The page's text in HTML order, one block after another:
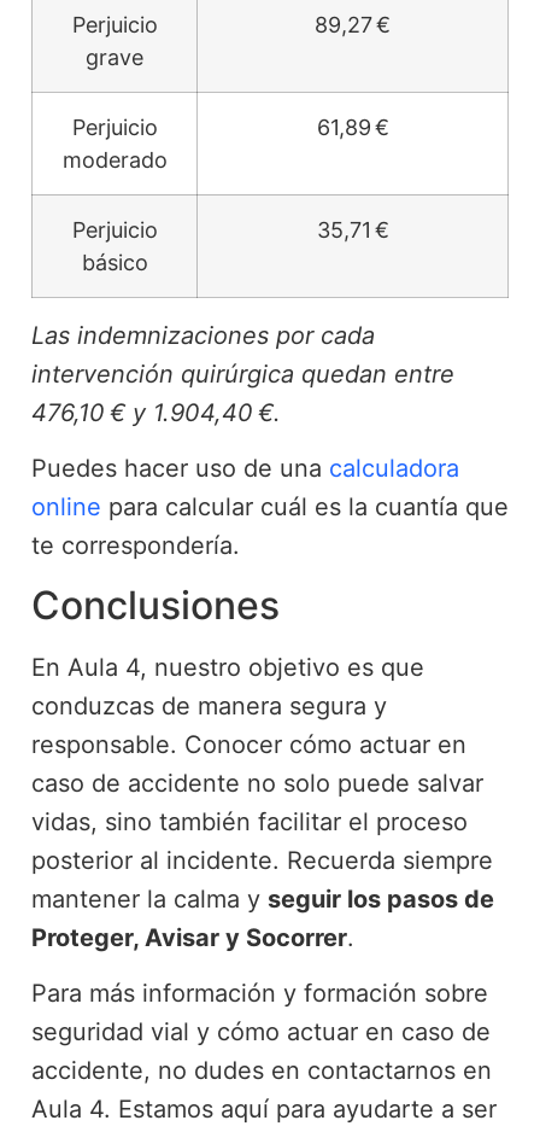
Perjuicio
grave
89,27 €
Perjuicio
moderado
61,89 €
Perjuicio
básico
35,71 €
Las indemnizaciones por cada
intervención quirúrgica quedan entre
476,10 € y 1.904,40 €.
Puedes hacer uso de una calculadora
online para calcular cuál es la cuantía que
te correspondería.
Conclusiones
En Aula 4, nuestro objetivo es que
conduzcas de manera segura y
responsable. Conocer cómo actuar en
caso de accidente no solo puede salvar
vidas, sino también facilitar el proceso
posterior al incidente. Recuerda siempre
mantener la calma y seguir los pasos de
Proteger, Avisar y Socorrer.
Para más información y formación sobre
seguridad vial y cómo actuar en caso de
accidente, no dudes en contactarnos en
Aula 4. Estamos aquí para ayudarte a ser